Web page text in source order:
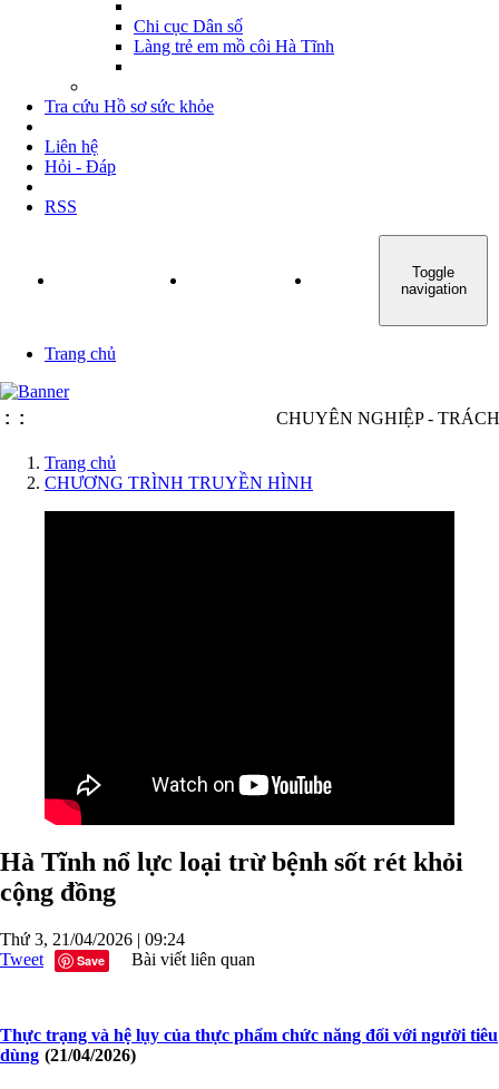
Chi cục Dân số
Làng trẻ em mồ côi Hà Tĩnh
Tra cứu Hồ sơ sức khỏe
Liên hệ
Hỏi - Đáp
RSS
TIN TỨC - SỰ KIỆN
Toggle
navigation
Trang chủ
: : CHUYÊN NGHIỆP - TRÁCH
Trang chủ
CHƯƠNG TRÌNH TRUYỀN HÌNH
Hà Tĩnh nổ lực loại trừ bệnh sốt rét khỏi
cộng đồng
Thứ 3, 21/04/2026 | 09:24
Tweet
Save Bài viết liên quan
Thực trạng và hệ lụy của thực phẩm chức năng đối với người tiêu
dùng (21/04/2026)